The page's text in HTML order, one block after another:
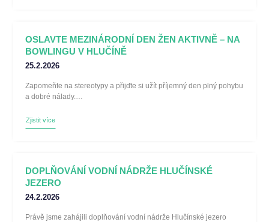
OSLAVTE MEZINÁRODNÍ DEN ŽEN AKTIVNĚ – NA
BOWLINGU V HLUČÍNĚ
25.2.2026
Zapomeňte na stereotypy a přijďte si užít příjemný den plný pohybu
a dobré nálady.…
Zjistit více
DOPLŇOVÁNÍ VODNÍ NÁDRŽE HLUČÍNSKÉ
JEZERO
24.2.2026
Právě jsme zahájili doplňování vodní nádrže Hlučínské jezero